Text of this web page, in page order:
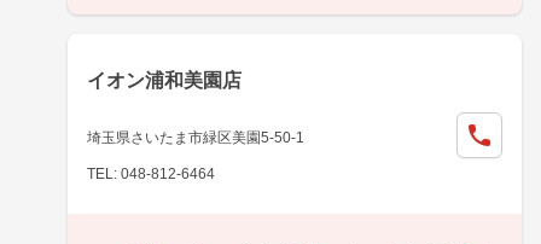
イオン浦和美園店
埼玉県さいたま市緑区美園5-50-1
TEL: 048-812-6464